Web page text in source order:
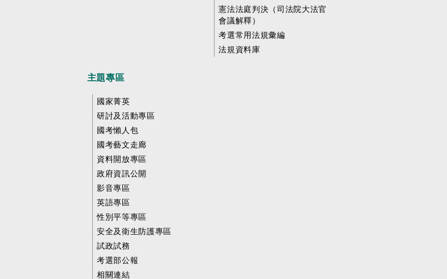
憲法法庭判決（司法院大法官
會議解釋）
考選常用法規彙編
法規資料庫
主題專區
國家菁英
研討及活動專區
國考懶人包
國考藝文走廊
資料開放專區
政府資訊公開
影音專區
英語專區
性別平等專區
安全及衛生防護專區
試政試務
考選部公報
相關連結